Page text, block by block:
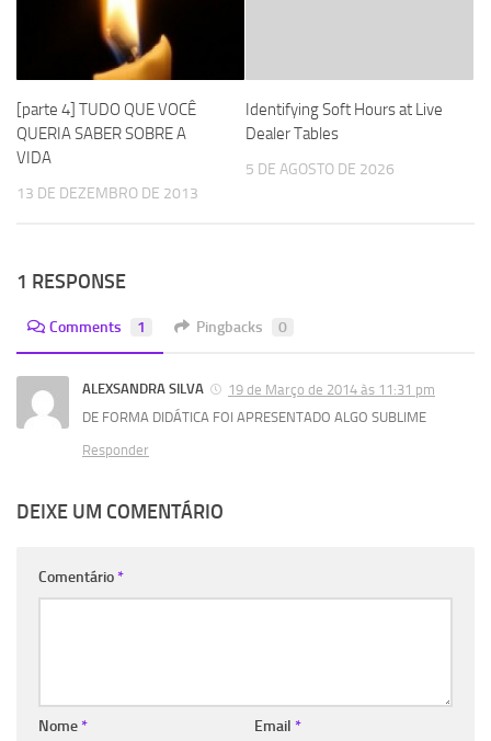
[parte 4] TUDO QUE VOCÊ
QUERIA SABER SOBRE A
VIDA
13 DE DEZEMBRO DE 2013
Identifying Soft Hours at Live
Dealer Tables
5 DE AGOSTO DE 2026
1 RESPONSE
Comments 1 Pingbacks 0
ALEXSANDRA SILVA
19 de Março de 2014 às 11:31 pm
DE FORMA DIDÁTICA FOI APRESENTADO ALGO SUBLIME
Responder
DEIXE UM COMENTÁRIO
Comentário*
Nome* Email *